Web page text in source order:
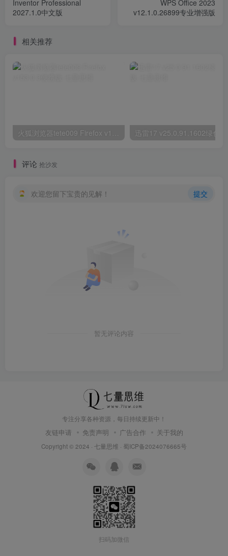
Inventor Professional
2027.1.0中文版
WPS Office 2023
v12.1.0.26899专业增强版
相关推荐
评论 抢沙发
欢迎您留下宝贵的见解！ 提交
暂无评论内容
专注分享各种资源，每日持续更新中！
友链申请 免责声明 广告合作 关于我的
Copyright © 2024 · 七量思维 · 蜀ICP备2024076665号
扫码加微信